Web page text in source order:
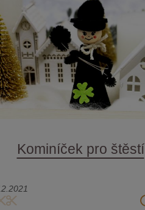
Kominíček pro štěstí